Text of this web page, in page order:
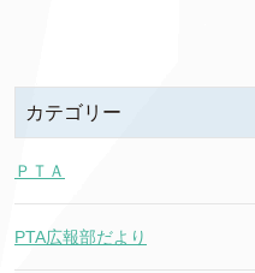
カテゴリー
ＰＴＡ
PTA広報部だより